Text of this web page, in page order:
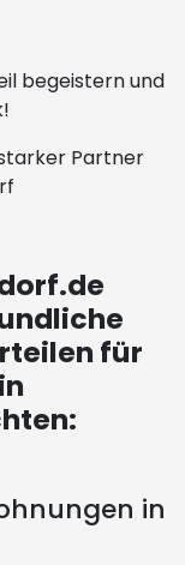
begeistern und
Partner
für
in